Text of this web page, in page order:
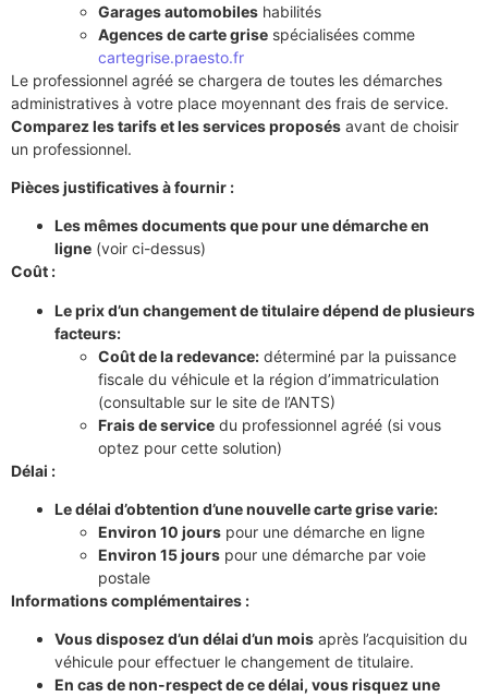
Garages automobiles habilités
Agences de carte grise spécialisées comme
cartegrise.praesto.fr
Le professionnel agréé se chargera de toutes les démarches
administratives à votre place moyennant des frais de service.
Comparez les tarifs et les services proposés avant de choisir
un professionnel.
Pièces justificatives à fournir :
Les mêmes documents que pour une démarche en
ligne (voir ci-dessus)
Coût :
Le prix d’un changement de titulaire dépend de plusieurs
facteurs:
Coût de la redevance: déterminé par la puissance
fiscale du véhicule et la région d’immatriculation
(consultable sur le site de l’ANTS)
Frais de service du professionnel agréé (si vous
optez pour cette solution)
Délai :
Le délai d’obtention d’une nouvelle carte grise varie:
Environ 10 jours pour une démarche en ligne
Environ 15 jours pour une démarche par voie
postale
Informations complémentaires :
Vous disposez d’un délai d’un mois après l’acquisition du
véhicule pour effectuer le changement de titulaire.
En cas de non-respect de ce délai, vous risquez une